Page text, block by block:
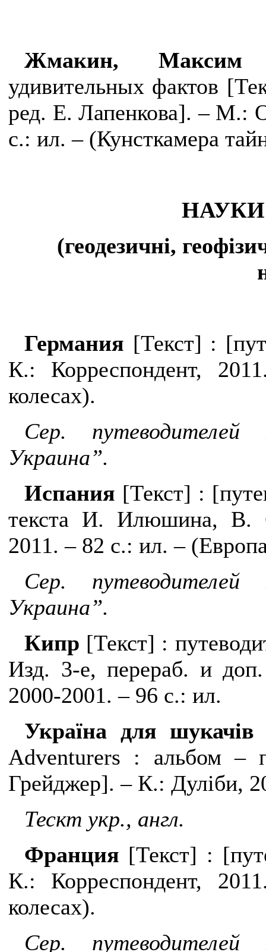
Жмакин, Максим
удивительных фактов [
ред. Е. Лапенкова]. – М.:
с.: ил. – (Кунсткамера
(геодезичні,
Германия [Текст] :
К.: Корреспондент,
колесах).
Сер.
Украина”.
Испания [Текст] :
текста И. Илюшина,
2011. – 82 с.: ил. –
Сер.
Украина”.
Кипр [Текст] :
Изд. 3-е, перераб. и
2000-2001. – 96 с.: ил.
Україна для
Adventurers
: альбом –
Грейджер]. – К.: Дуліби,
Тескт укр., англ.
Франция [Текст] :
К.: Корреспондент,
колесах).
Сер.